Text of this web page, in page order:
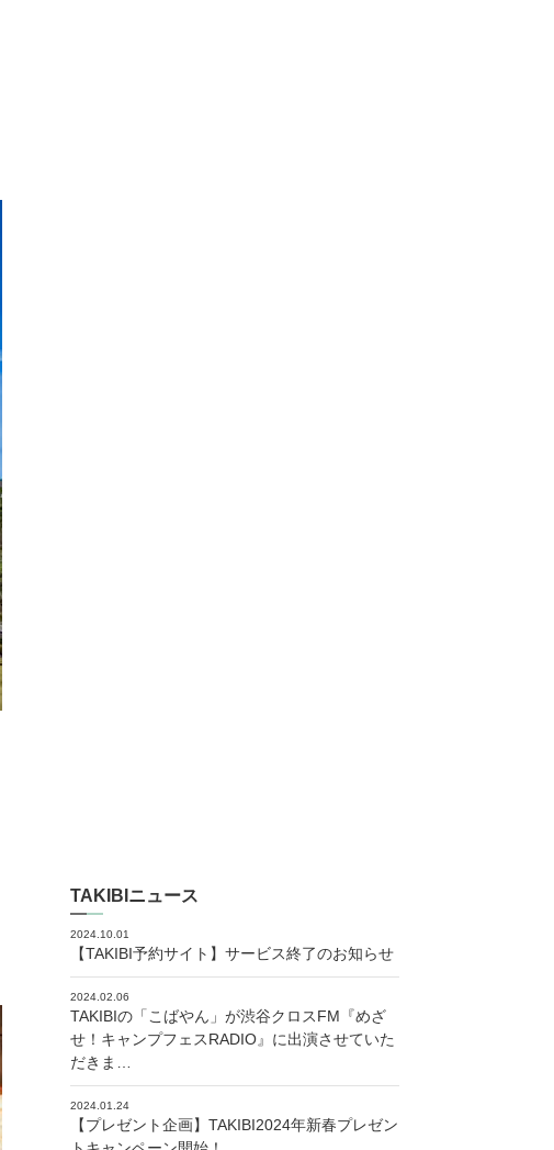
TAKIBIニュース
2024.10.01
【TAKIBI予約サイト】サービス終了のお知らせ
2024.02.06
TAKIBIの「こばやん」が渋谷クロスFM『めざ
せ！キャンプフェスRADIO』に出演させていた
だきま…
2024.01.24
【プレゼント企画】TAKIBI2024年新春プレゼン